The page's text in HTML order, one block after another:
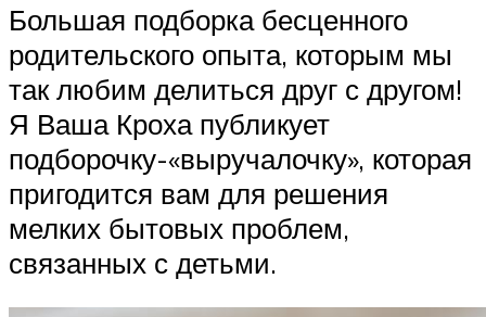
Большая подборка бесценного
родительского опыта, которым мы
так любим делиться друг с другом!
Я Ваша Кроха публикует
подборочку-«выручалочку», которая
пригодится вам для решения
мелких бытовых проблем,
связанных с детьми.